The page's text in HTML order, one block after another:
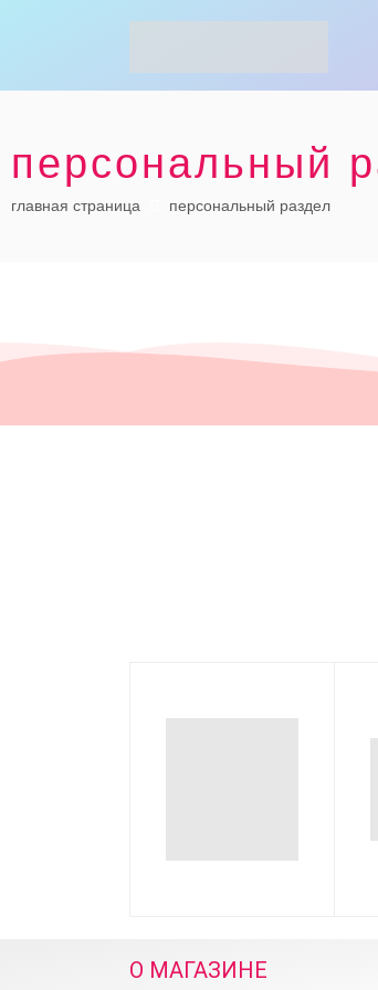
персональный
главная страница персональный раздел
О МАГАЗИНЕ